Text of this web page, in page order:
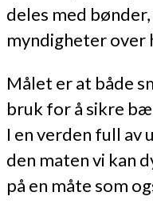
deles med
myndigheter over
Målet er at både
bruk for å sikre
I en verden full av
den maten vi kan
på en måte som